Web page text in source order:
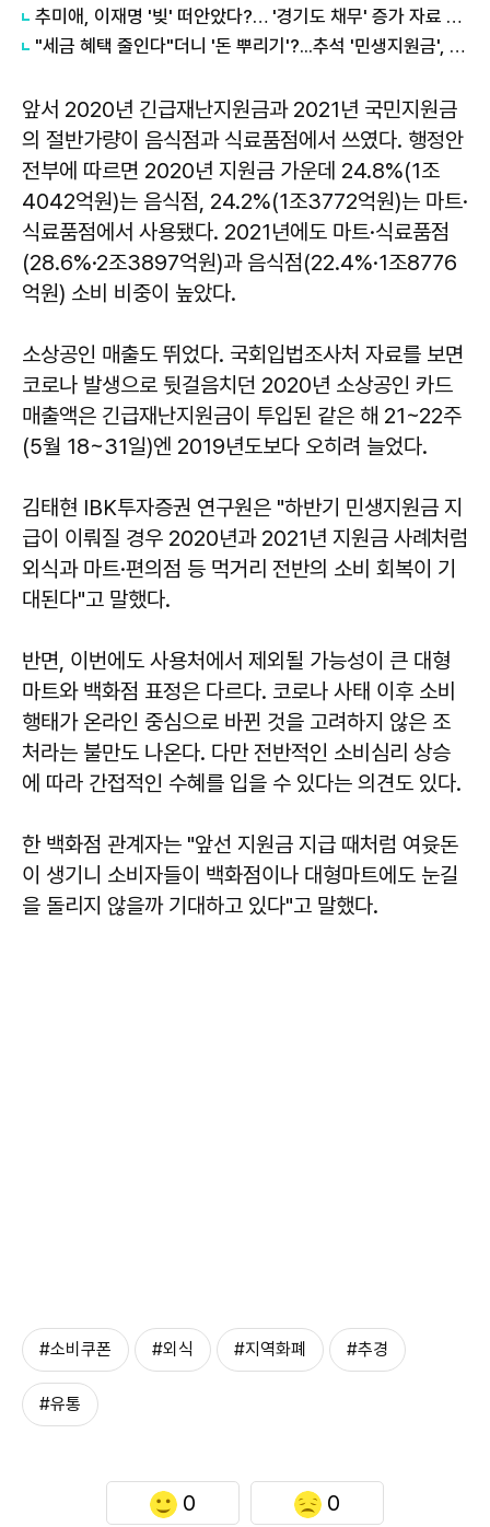
추미애, 이재명 '빚' 떠안았다?… '경기도 채무' 증가 자료 실시간 확산
"세금 혜택 줄인다"더니 '돈 뿌리기'?...추석 '민생지원금', 2030 분노
앞서 2020년 긴급재난지원금과 2021년 국민지원금
의 절반가량이 음식점과 식료품점에서 쓰였다. 행정안
전부에 따르면 2020년 지원금 가운데 24.8%(1조
4042억원)는 음식점, 24.2%(1조3772억원)는 마트·
식료품점에서 사용됐다. 2021년에도 마트·식료품점
(28.6%·2조3897억원)과 음식점(22.4%·1조8776
억원) 소비 비중이 높았다.
소상공인 매출도 뛰었다. 국회입법조사처 자료를 보면
코로나 발생으로 뒷걸음치던 2020년 소상공인 카드
매출액은 긴급재난지원금이 투입된 같은 해 21~22주
(5월 18~31일)엔 2019년도보다 오히려 늘었다.
김태현 IBK투자증권 연구원은 "하반기 민생지원금 지
급이 이뤄질 경우 2020년과 2021년 지원금 사례처럼
외식과 마트·편의점 등 먹거리 전반의 소비 회복이 기
대된다"고 말했다.
반면, 이번에도 사용처에서 제외될 가능성이 큰 대형
마트와 백화점 표정은 다르다. 코로나 사태 이후 소비
행태가 온라인 중심으로 바뀐 것을 고려하지 않은 조
처라는 불만도 나온다. 다만 전반적인 소비심리 상승
에 따라 간접적인 수혜를 입을 수 있다는 의견도 있다.
한 백화점 관계자는 "앞선 지원금 지급 때처럼 여윳돈
이 생기니 소비자들이 백화점이나 대형마트에도 눈길
을 돌리지 않을까 기대하고 있다"고 말했다.
#소비쿠폰 #외식 #지역화폐 #추경
#유통
0 0